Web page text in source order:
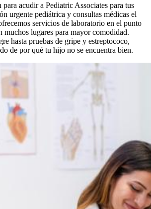
acudir a Pediatric Associates para tus
urgente pediátrica y consultas médicas el
servicios de laboratorio en el punto
muchos lugares para mayor comodidad.
hasta pruebas de gripe y estreptococo,
de por qué tu hijo no se encuentra bien.